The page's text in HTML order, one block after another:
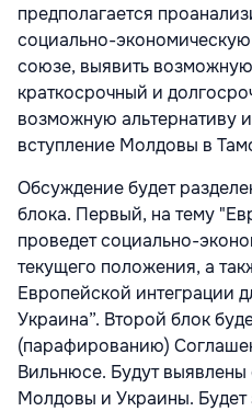
предполагается
социально-
союзе, выявить
краткосрочный и
возможную альтернативу
вступление Молдовы в
Обсуждение будет
блока. Первый, на тему
проведет социально-
текущего положения, а
Европейской интеграции
Украина”. Второй блок
(парафированию)
Вильнюсе. Будут
Молдовы и Украины. Будет